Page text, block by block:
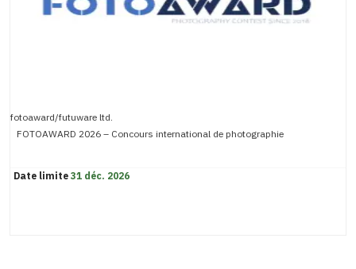
fotoaward/futuware ltd.
FOTOAWARD 2026 – Concours international de photographie
Date limite31 déc. 2026